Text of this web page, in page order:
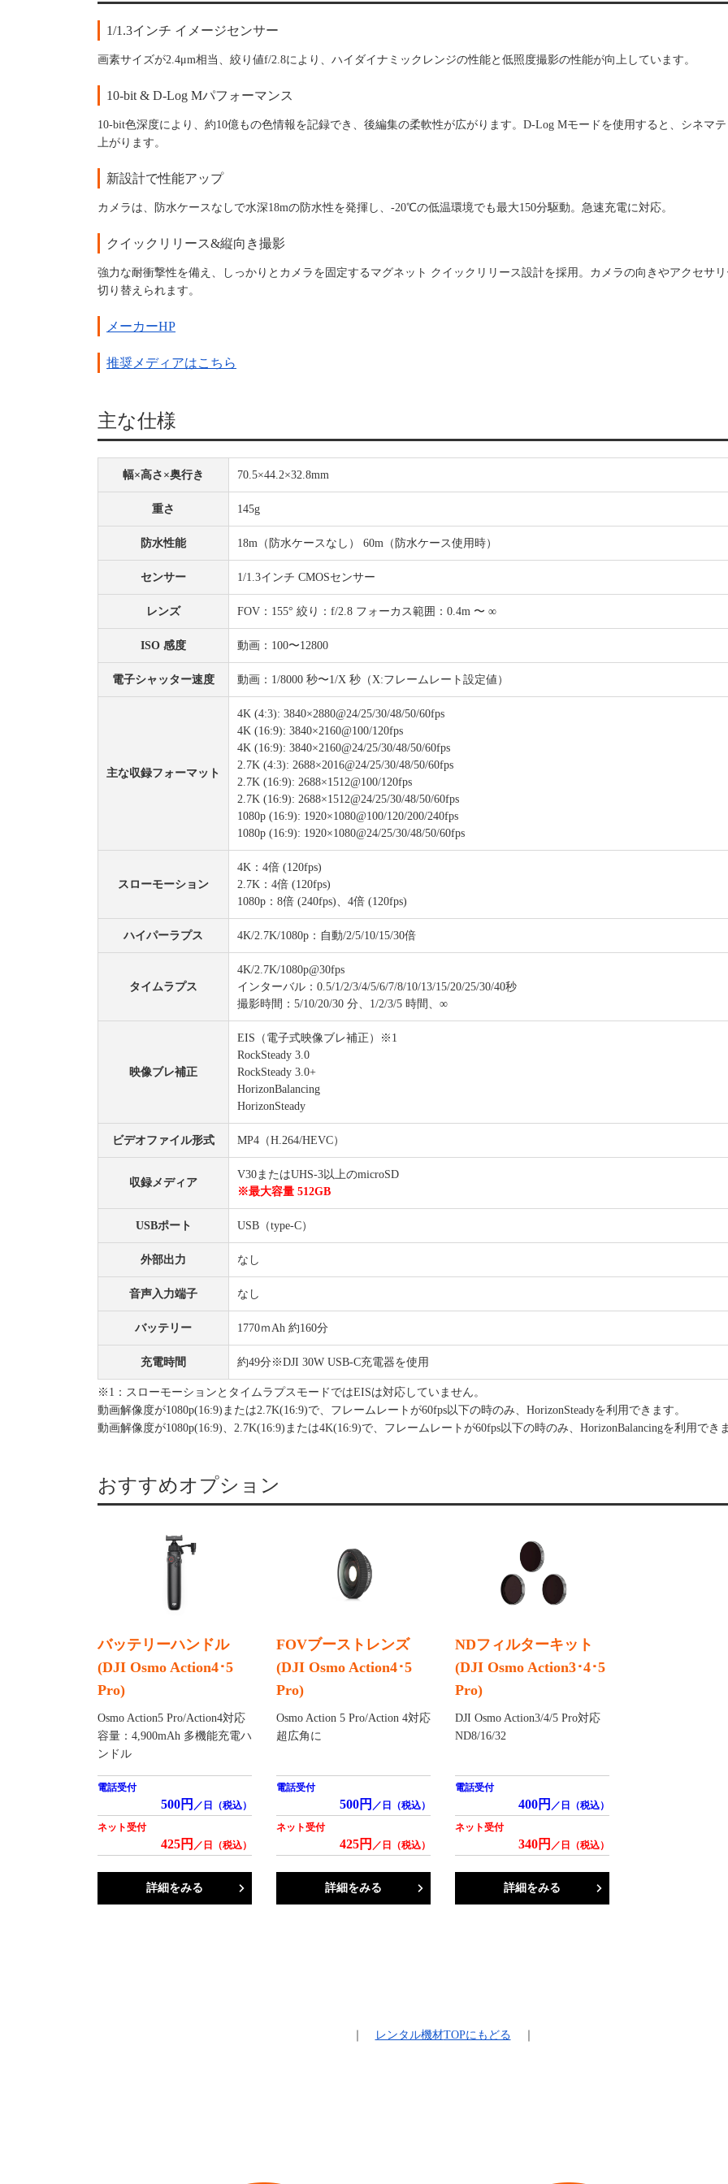
1/1.3インチ イメージセンサー
画素サイズが2.4μm相当、絞り値f/2.8により、ハイダイナミックレンジの性能と低照度撮影の性能が向上しています。
10-bit & D-Log Mパフォーマンス
10-bit色深度により、約10億もの色情報を記録でき、後編集の柔軟性が広がります。D-Log Mモードを使用すると、シネマ
上がります。
新設計で性能アップ
カメラは、防水ケースなしで水深18mの防水性を発揮し、-20℃の低温環境でも最大150分駆動。急速充電に対応。
クイックリリース&縦向き撮影
強力な耐衝撃性を備え、しっかりとカメラを固定するマグネット クイックリリース設計を採用。カメラの向きやアクセサ
切り替えられます。
メーカーHP
推奨メディアはこちら
主な仕様
幅×高さ×奥行き 70.5×44.2×32.8mm
重さ 145g
防水性能 18m（防水ケースなし） 60m（防水ケース使用時）
センサー 1/1.3インチ CMOSセンサー
レンズ FOV：155° 絞り：f/2.8 フォーカス範囲：0.4m 〜 ∞
ISO 感度 動画：100〜12800
電子シャッター速度 動画：1/8000 秒〜1/X 秒（X:フレームレート設定値）
主な収録フォーマット
4K (4:3): 3840×2880@24/25/30/48/50/60fps
4K (16:9): 3840×2160@100/120fps
4K (16:9): 3840×2160@24/25/30/48/50/60fps
2.7K (4:3): 2688×2016@24/25/30/48/50/60fps
2.7K (16:9): 2688×1512@100/120fps
2.7K (16:9): 2688×1512@24/25/30/48/50/60fps
1080p (16:9): 1920×1080@100/120/200/240fps
1080p (16:9): 1920×1080@24/25/30/48/50/60fps
スローモーション
4K：4倍 (120fps)
2.7K：4倍 (120fps)
1080p：8倍 (240fps)、4倍 (120fps)
ハイパーラプス 4K/2.7K/1080p：自動/2/5/10/15/30倍
タイムラプス
4K/2.7K/1080p@30fps
インターバル：0.5/1/2/3/4/5/6/7/8/10/13/15/20/25/30/40秒
撮影時間：5/10/20/30 分、1/2/3/5 時間、∞
映像ブレ補正
EIS（電子式映像ブレ補正）※1
RockSteady 3.0
RockSteady 3.0+
HorizonBalancing
HorizonSteady
ビデオファイル形式 MP4（H.264/HEVC）
収録メディア
V30またはUHS-3以上のmicroSD
※最大容量 512GB
USBポート USB（type-C）
外部出力 なし
音声入力端子 なし
バッテリー 1770ｍAh 約160分
充電時間 約49分※DJI 30W USB-C充電器を使用
※1：スローモーションとタイムラプスモードではEISは対応していません。
動画解像度が1080p(16:9)または2.7K(16:9)で、フレームレートが60fps以下の時のみ、HorizonSteadyを利用できます。
動画解像度が1080p(16:9)、2.7K(16:9)または4K(16:9)で、フレームレートが60fps以下の時のみ、HorizonBalancingを利用でき
おすすめオプション
バッテリーハンドル
(DJI Osmo Action4･5
Pro)
Osmo Action5 Pro/Action4対応
容量：4,900mAh 多機能充電ハ
ンドル
電話受付
500円 ／日（税込）
ネット受付
425円 ／日（税込）
詳細をみる
FOVブーストレンズ
(DJI Osmo Action4･5
Pro)
Osmo Action 5 Pro/Action 4対応
超広角に
電話受付
500円 ／日（税込）
ネット受付
425円 ／日（税込）
詳細をみる
NDフィルターキット
(DJI Osmo Action3･4･5
Pro)
DJI Osmo Action3/4/5 Pro対応
ND8/16/32
電話受付
400円 ／日（税込）
ネット受付
340円 ／日（税込）
詳細をみる
レンタル機材TOPにもどる